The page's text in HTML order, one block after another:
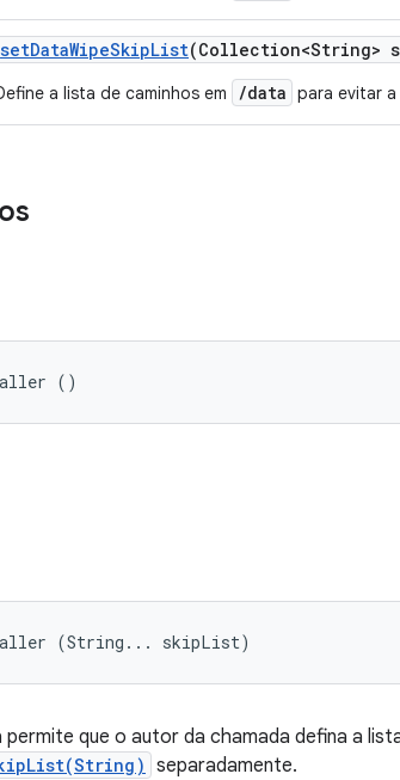
setDataWipeSkipList(Collection<String>
a lista de caminhos em /data para evitar a
()
(String... skipList)
que o autor da chamada defina a
separadamente.